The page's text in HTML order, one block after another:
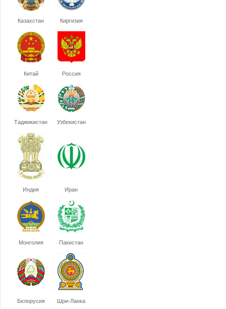
Казахстан Киргизия
Китай Россия
Таджикистан Узбекистан
Индия Иран
Монголия Пакистан
Белорусия Шри-Ланка